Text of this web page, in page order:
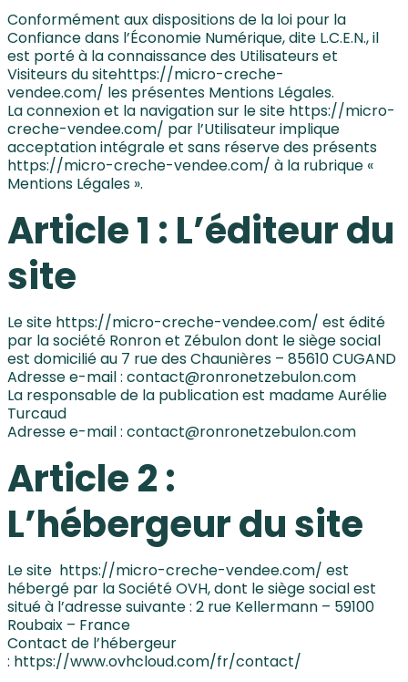
Conformément aux dispositions de la loi pour la
Confiance dans l’Économie Numérique, dite L.C.E.N., il
est porté à la connaissance des Utilisateurs et
Visiteurs du sitehttps://micro-creche-
vendee.com/ les présentes Mentions Légales.
La connexion et la navigation sur le site https://micro-
creche-vendee.com/ par l’Utilisateur implique
acceptation intégrale et sans réserve des présents
https://micro-creche-vendee.com/ à la rubrique «
Mentions Légales ».
Article 1 : L’éditeur du
site
Le site https://micro-creche-vendee.com/ est édité
par la société Ronron et Zébulon dont le siège social
est domicilié au 7 rue des Chaunières – 85610 CUGAND
Adresse e-mail : contact@ronronetzebulon.com
La responsable de la publication est madame Aurélie
Turcaud
Adresse e-mail : contact@ronronetzebulon.com
Article 2 :
L’hébergeur du site
Le site https://micro-creche-vendee.com/ est
hébergé par la Société OVH, dont le siège social est
situé à l’adresse suivante : 2 rue Kellermann – 59100
Roubaix – France
Contact de l’hébergeur
: https://www.ovhcloud.com/fr/contact/